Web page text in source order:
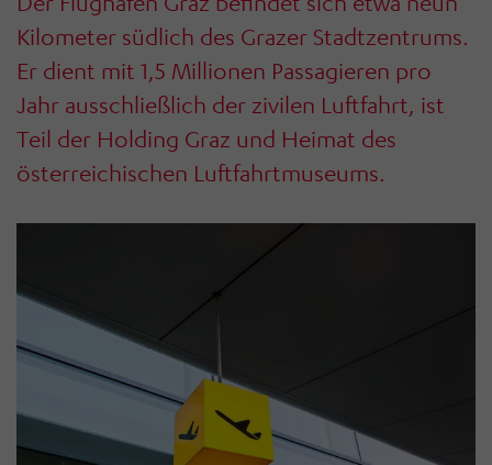
Kilometer südlich des Grazer Stadtzentrums.
Er dient mit 1,5 Millionen Passagieren pro
Jahr ausschließlich der zivilen Luftfahrt, ist
Teil der Holding Graz und Heimat des
österreichischen Luftfahrtmuseums.